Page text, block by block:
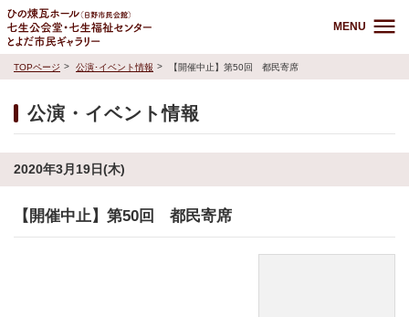
MENU
TOPページ 公演･イベント情報 【開催中止】第50回 都民寄席
公演・イベント情報
2020年3月19日(木)
【開催中止】第50回 都民寄席